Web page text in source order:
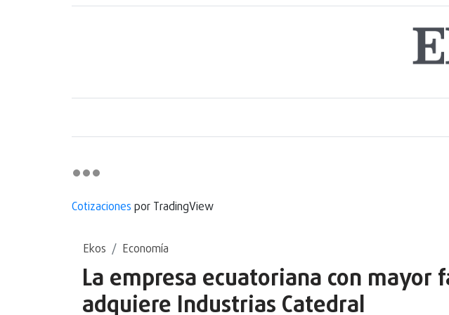
Cotizaciones por TradingView
Ekos Economía
La empresa ecuatoriana con
adquiere Industrias Catedral